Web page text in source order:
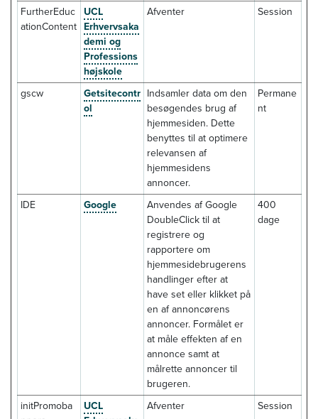
FurtherEduc
ationContent
UCL
Erhvervsaka
demi og
Professions
højskole
Afventer Session
gscw
Getsitecontr
ol
Indsamler data om den
besøgendes brug af
hjemmesiden. Dette
benyttes til at optimere
relevansen af
hjemmesidens
annoncer.
Permane
nt
IDE Google
Anvendes af Google
DoubleClick til at
registrere og
rapportere om
hjemmesidebrugerens
handlinger efter at
have set eller klikket på
en af annoncørens
annoncer. Formålet er
at måle effekten af en
annonce samt at
målrette annoncer til
brugeren.
400
dage
initPromoba
UCL
Afventer Session